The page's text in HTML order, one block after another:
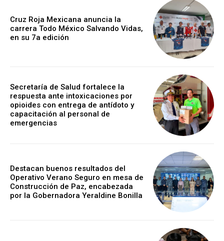
Cruz Roja Mexicana anuncia la
carrera Todo México Salvando Vidas,
en su 7a edición
Secretaría de Salud fortalece la
respuesta ante intoxicaciones por
opioides con entrega de antídoto y
capacitación al personal de
emergencias
Destacan buenos resultados del
Operativo Verano Seguro en mesa de
Construcción de Paz, encabezada
por la Gobernadora Yeraldine Bonilla